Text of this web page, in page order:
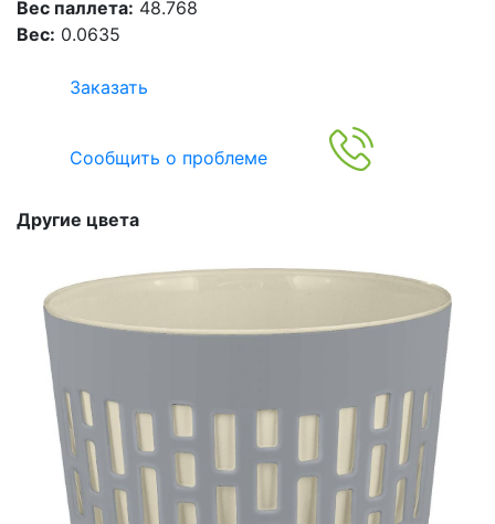
Вес паллета: 48.768
Вес: 0.0635
Заказать
Сообщить о проблеме
Другие цвета